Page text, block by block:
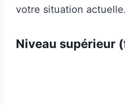
votre situation actuelle.
Niveau supérieur